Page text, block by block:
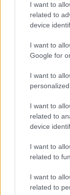
I want to
related to
device
I want to
Google for
I want to
I want to
related to
device
I want to
related to
I want to
related to
Zdroj: PR Xella
Kategória:
Tagy: